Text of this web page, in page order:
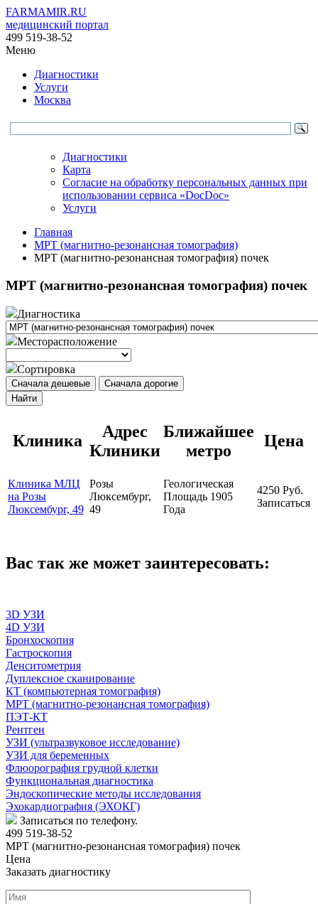
FARMAMIR.RU
медицинский портал
499 519-38-52
Меню
Диагностики
Услуги
Москва
Диагностики
Карта
Согласие на обработку персональных данных при
использовании сервиса «DocDoc»
Услуги
Главная
МРТ (магнитно-резонансная томография)
МРТ (магнитно-резонансная томография) почек
МРТ (магнитно-резонансная томография) почек
Диагностика
Месторасположение
Сортировка
Сначала дешевые
Сначала дорогие
Найти
Клиника
Адрес
Клиники
Ближайшее
метро
Цена
Клиника МЛЦ
на Розы
Люксембург, 49
Розы
Люксембург,
49
Геологическая
Площадь 1905
Года
4250 Руб.
Записаться
Вас так же может заинтересовать:
3D УЗИ
4D УЗИ
Бронхоскопия
Гастроскопия
Денситометрия
Дуплексное сканирование
КТ (компьютерная томография)
МРТ (магнитно-резонансная томография)
ПЭТ-КТ
Рентген
УЗИ (ультразвуковое исследование)
УЗИ для беременных
Флюорография грудной клетки
Функциональная диагностика
Эндоскопические методы исследования
Эхокардиография (ЭХОКГ)
Записаться по телефону.
499 519-38-52
МРТ (магнитно-резонансная томография) почек
Цена
Заказать диагностику